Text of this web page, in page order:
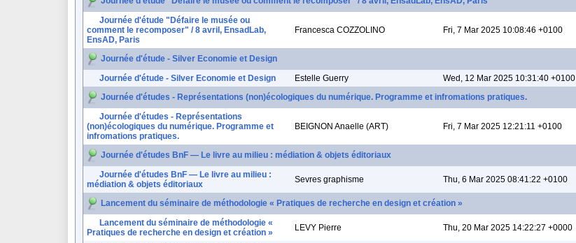
Journée d'étude "Défaire le musée ou
comment le recomposer" / 8 avril, EnsadLab,
EnsAD, Paris
Francesca COZZOLINO Fri, 7 Mar 2025 10:08:46 +0100
Journée d'étude - Silver Economie et Design
Journée d'étude - Silver Economie et Design
Estelle Guerry Wed, 12 Mar 2025 10:31:40 +0100
Journée d'études - Représentations (non)écologiques du numérique. Programme et infromations pratiques.
Journée d'études - Représentations
(non)écologiques du numérique. Programme et
infromations pratiques.
BEIGNON Anaelle (ART) Fri, 7 Mar 2025 12:21:11 +0100
Journée d'études BnF — Le livre au milieu : médiation & objets éditoriaux
Journée d'études BnF — Le livre au milieu :
médiation & objets éditoriaux
Sevres graphisme Thu, 6 Mar 2025 08:41:22 +0100
Lancement du séminaire de méthodologie « Pratiques de recherche en design et création »
Lancement du séminaire de méthodologie «
Pratiques de recherche en design et création »
LEVY Pierre Thu, 20 Mar 2025 14:22:27 +0000